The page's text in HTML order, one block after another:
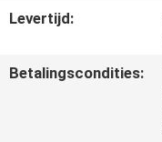
VERZOEK
CITAAT
Levertijd:
Betalingscondities: